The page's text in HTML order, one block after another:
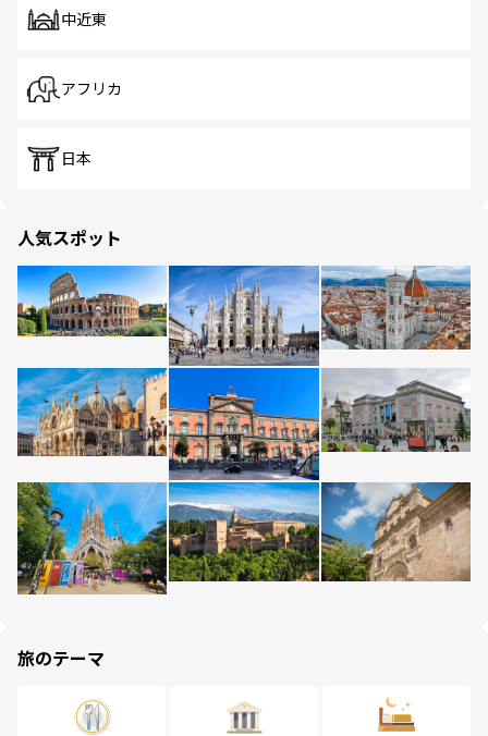
中近東
アフリカ
日本
人気スポット
旅のテーマ